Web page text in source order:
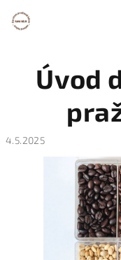
obsah
Úvod
4.5.2025